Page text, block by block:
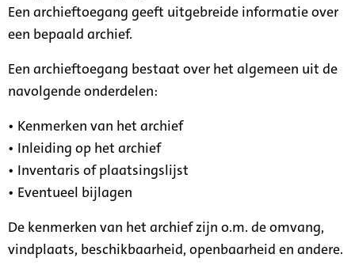
Een archieftoegang geeft uitgebreide informatie over
een bepaald archief.
Een archieftoegang bestaat over het algemeen uit de
navolgende onderdelen:
• Kenmerken van het archief
• Inleiding op het archief
• Inventaris of plaatsingslijst
• Eventueel bijlagen
De kenmerken van het archief zijn o.m. de omvang,
vindplaats, beschikbaarheid, openbaarheid en andere.